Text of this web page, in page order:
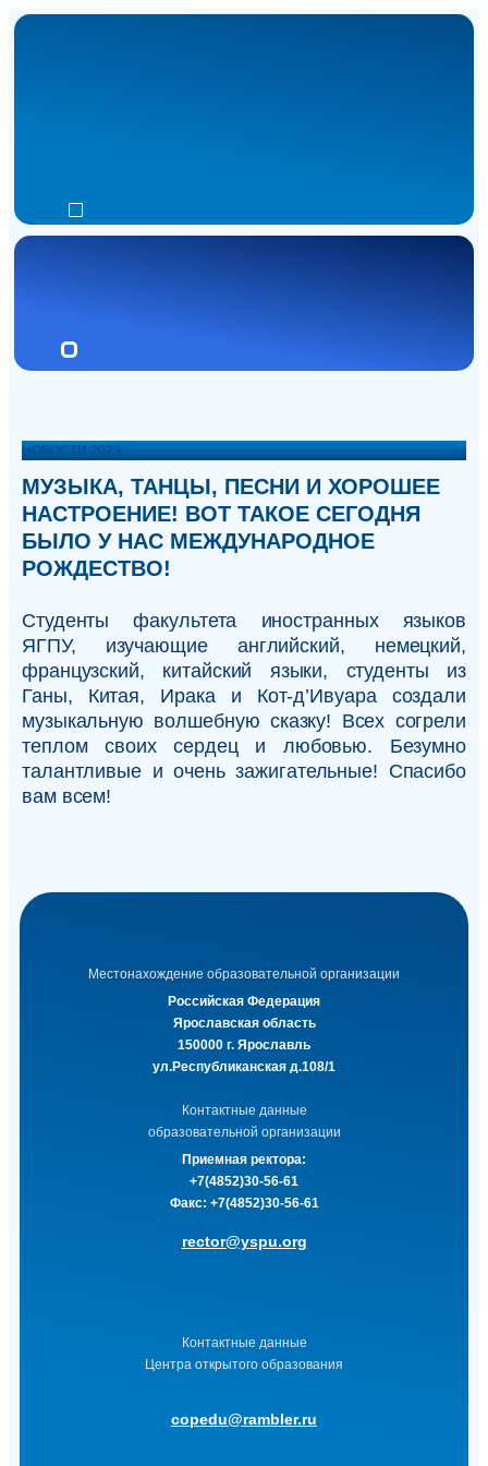
НОВОСТИ 2023
МУЗЫКА, ТАНЦЫ, ПЕСНИ И ХОРОШЕЕ
НАСТРОЕНИЕ! ВОТ ТАКОЕ СЕГОДНЯ
БЫЛО У НАС МЕЖДУНАРОДНОЕ
РОЖДЕСТВО!
Студенты факультета иностранных языков
ЯГПУ, изучающие английский, немецкий,
французский, китайский языки, студенты из
Ганы, Китая, Ирака и Кот-д’Ивуара создали
музыкальную волшебную сказку! Всех согрели
теплом своих сердец и любовью. Безумно
талантливые и очень зажигательные! Спасибо
вам всем!
Местонахождение образовательной организации
Российская Федерация
Ярославская область
150000 г. Ярославль
ул.Республиканская д.108/1
Контактные данные
образовательной организации
Приемная ректора:
+7(4852)30-56-61
Факс: +7(4852)30-56-61
rector@yspu.org
Контактные данные
Центра открытого образования
copedu@rambler.ru